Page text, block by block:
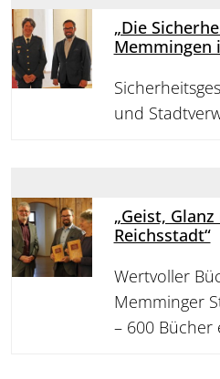
„Die
Memmingen
und
„Geist,
Reichsstadt“
Wertvoller
Memminger
– 600 Bücher